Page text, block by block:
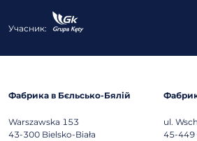
Учасник:
Фабрика в Бєльсько-Бялій
Warszawska 153
43-300 Bielsko-Biała
ul.
45-449